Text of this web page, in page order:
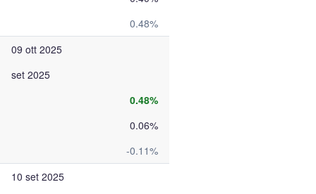
0.48%
09 ott 2025
set 2025
0.48%
0.06%
-0.11%
10 set 2025